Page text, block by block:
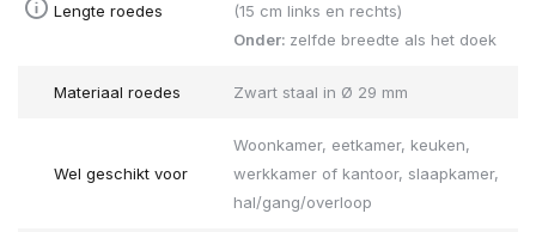
Lengte roedes
(15 cm links en rechts)
Onder: zelfde breedte als het doek
Materiaal roedes Zwart staal in Ø 29 mm
Wel geschikt voor
Woonkamer, eetkamer, keuken,
werkkamer of kantoor, slaapkamer,
hal/gang/overloop